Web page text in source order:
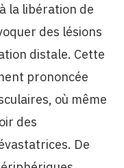
la libération de
des lésions
distale. Cette
prononcée
où même
des
De